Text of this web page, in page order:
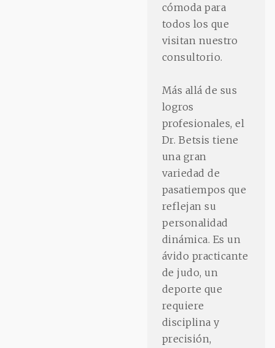
cómoda para
todos los que
visitan nuestro
consultorio.
Más allá de sus
logros
profesionales, el
Dr. Betsis tiene
una gran
variedad de
pasatiempos que
reflejan su
personalidad
dinámica. Es un
ávido practicante
de judo, un
deporte que
requiere
disciplina y
precisión,